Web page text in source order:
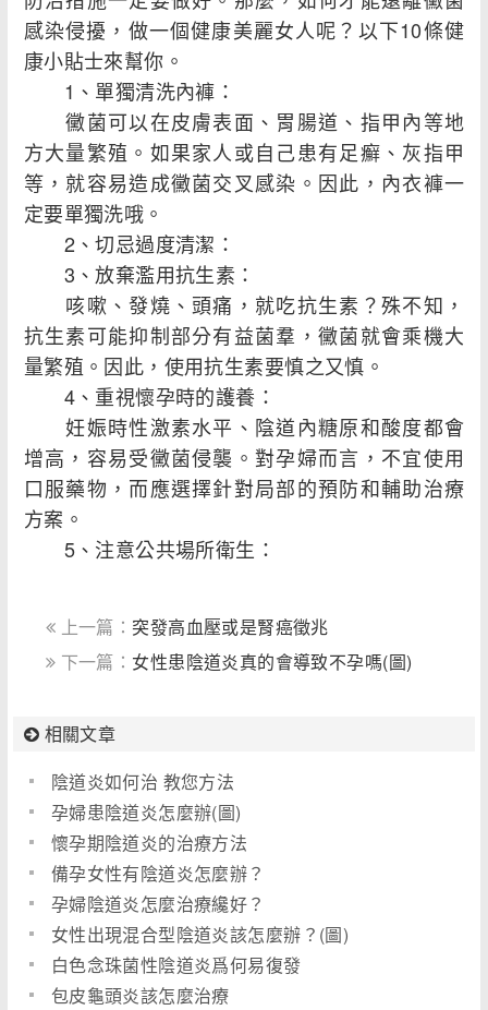
感染侵擾，做一個健康美麗女人呢？以下10條健
康小貼士來幫你。
1、單獨清洗內褲：
黴菌可以在皮膚表面、胃腸道、指甲內等地
方大量繁殖。如果家人或自己患有足癬、灰指甲
等，就容易造成黴菌交叉感染。因此，內衣褲一
定要單獨洗哦。
2、切忌過度清潔：
3、放棄濫用抗生素：
咳嗽、發燒、頭痛，就吃抗生素？殊不知，
抗生素可能抑制部分有益菌羣，黴菌就會乘機大
量繁殖。因此，使用抗生素要慎之又慎。
4、重視懷孕時的護養：
妊娠時性激素水平、陰道內糖原和酸度都會
增高，容易受黴菌侵襲。對孕婦而言，不宜使用
口服藥物，而應選擇針對局部的預防和輔助治療
方案。
5、注意公共場所衛生：
上一篇： 突發高血壓或是腎癌徵兆
下一篇： 女性患陰道炎真的會導致不孕嗎(圖)
相關文章
陰道炎如何治 教您方法
孕婦患陰道炎怎麼辦(圖)
懷孕期陰道炎的治療方法
備孕女性有陰道炎怎麼辦？
孕婦陰道炎怎麼治療纔好？
女性出現混合型陰道炎該怎麼辦？(圖)
白色念珠菌性陰道炎爲何易復發
包皮龜頭炎該怎麼治療